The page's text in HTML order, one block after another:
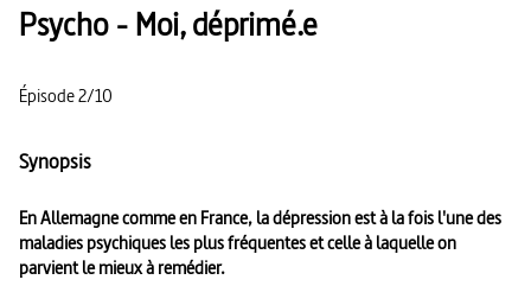
Psycho - Moi, déprimé.e
Épisode 2/10
Synopsis
En Allemagne comme en France, la dépression est à la fois l'une des
maladies psychiques les plus fréquentes et celle à laquelle on
parvient le mieux à remédier.